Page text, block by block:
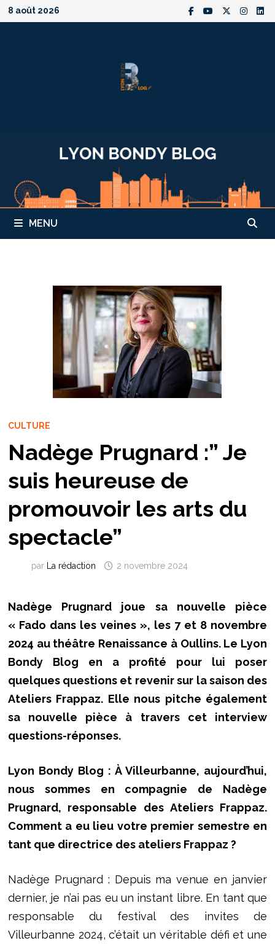
Passer
au
8 août 2026
MENU
CULTURE
Nadège Prugnard :” Je
suis heureuse de
promouvoir les arts du
spectacle”
par La rédaction 2 novembre 2024
Nadège Prugnard joue sa nouvelle pièce
« Fado dans les veines », les 7 et 8 novembre
2024 au théâtre Renaissance à Oullins. Le Lyon
Bondy Blog en a profité pour lui poser
quelques questions et revenir sur la saison des
Ateliers Frappaz. Elle nous pitche également
sa nouvelle pièce à travers cet interview
questions-réponses.
Lyon Bondy Blog : À Villeurbanne, aujourd’hui,
nous sommes en compagnie de Nadège
Prugnard, responsable des Ateliers Frappaz.
Comment a eu lieu votre premier semestre en
tant que directrice des ateliers Frappaz ?
Nadège Prugnard : Depuis ma venue en janvier
dernier, je n’ai pas eu un instant libre. En tant que
responsable du festival des invites de
Villeurbanne 2024, c’était un véritable défi et une